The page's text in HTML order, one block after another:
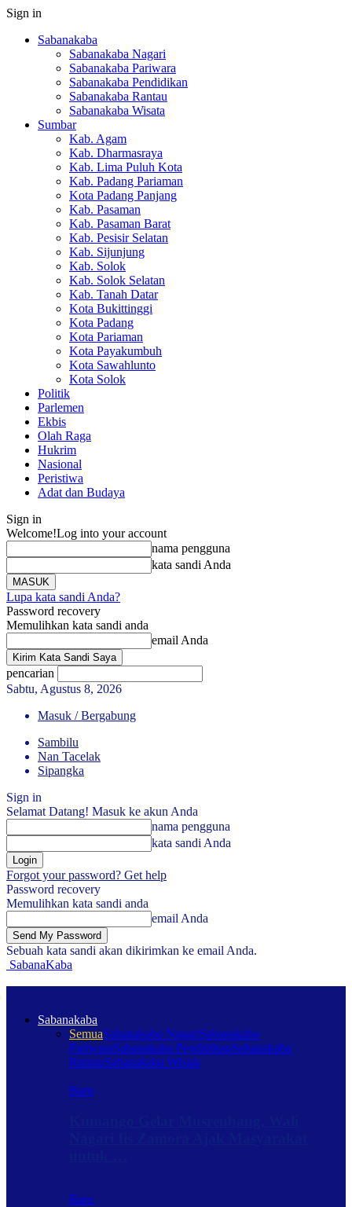
Sign in
Sabanakaba
Sabanakaba Nagari
Sabanakaba Pariwara
Sabanakaba Pendidikan
Sabanakaba Rantau
Sabanakaba Wisata
Sumbar
Kab. Agam
Kab. Dharmasraya
Kab. Lima Puluh Kota
Kab. Padang Pariaman
Kota Padang Panjang
Kab. Pasaman
Kab. Pasaman Barat
Kab. Pesisir Selatan
Kab. Sijunjung
Kab. Solok
Kab. Solok Selatan
Kab. Tanah Datar
Kota Bukittinggi
Kota Padang
Kota Pariaman
Kota Payakumbuh
Kota Sawahlunto
Kota Solok
Politik
Parlemen
Ekbis
Olah Raga
Hukrim
Nasional
Peristiwa
Adat dan Budaya
Sign in
Welcome!Log into your account
nama pengguna
kata sandi Anda
Lupa kata sandi Anda?
Password recovery
Memulihkan kata sandi anda
email Anda
pencarian
Sabtu, Agustus 8, 2026
Masuk / Bergabung
Sambilu
Nan Tacelak
Sipangka
Sign in
Selamat Datang! Masuk ke akun Anda
nama pengguna
kata sandi Anda
Forgot your password? Get help
Password recovery
Memulihkan kata sandi anda
email Anda
Sebuah kata sandi akan dikirimkan ke email Anda.
SabanaKaba
Sabanakaba
SemuaSabanakaba NagariSabanakaba
PariwaraSabanakaba PendidikanSabanakaba
RantauSabanakaba Wisata
Baru
Baru